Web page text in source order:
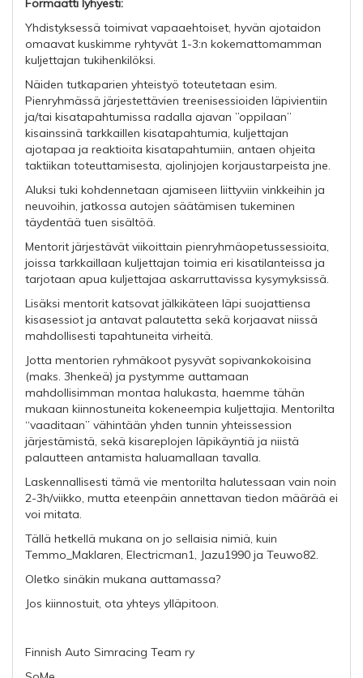
Formaatti lyhyesti:
Yhdistyksessä toimivat vapaaehtoiset, hyvän ajotaidon
omaavat kuskimme ryhtyvät 1-3:n kokemattomamman
kuljettajan tukihenkilöksi.
Näiden tutkaparien yhteistyö toteutetaan esim.
Pienryhmässä järjestettävien treenisessioiden läpivientiin
ja/tai kisatapahtumissa radalla ajavan ”oppilaan”
kisainssinä tarkkaillen kisatapahtumia, kuljettajan
ajotapaa ja reaktioita kisatapahtumiin, antaen ohjeita
taktiikan toteuttamisesta, ajolinjojen korjaustarpeista jne.
Aluksi tuki kohdennetaan ajamiseen liittyviin vinkkeihin ja
neuvoihin, jatkossa autojen säätämisen tukeminen
täydentää tuen sisältöä.
Mentorit järjestävät viikoittain pienryhmäopetussessioita,
joissa tarkkaillaan kuljettajan toimia eri kisatilanteissa ja
tarjotaan apua kuljettajaa askarruttavissa kysymyksissä.
Lisäksi mentorit katsovat jälkikäteen läpi suojattiensa
kisasessiot ja antavat palautetta sekä korjaavat niissä
mahdollisesti tapahtuneita virheitä.
Jotta mentorien ryhmäkoot pysyvät sopivankokoisina
(maks. 3henkeä) ja pystymme auttamaan
mahdollisimman montaa halukasta, haemme tähän
mukaan kiinnostuneita kokeneempia kuljettajia. Mentorilta
“vaaditaan” vähintään yhden tunnin yhteissession
järjestämistä, sekä kisareplojen läpikäyntiä ja niistä
palautteen antamista haluamallaan tavalla.
Laskennallisesti tämä vie mentorilta halutessaan vain noin
2-3h/viikko, mutta eteenpäin annettavan tiedon määrää ei
voi mitata.
Tällä hetkellä mukana on jo sellaisia nimiä, kuin
Temmo_Maklaren, Electricman1, Jazu1990 ja Teuwo82.
Oletko sinäkin mukana auttamassa?
Jos kiinnostuit, ota yhteys ylläpitoon.
Finnish Auto Simracing Team ry